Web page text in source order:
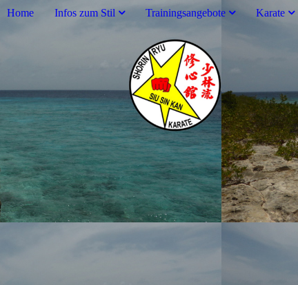
Home Infos zum Stil Trainingsangebote Karate